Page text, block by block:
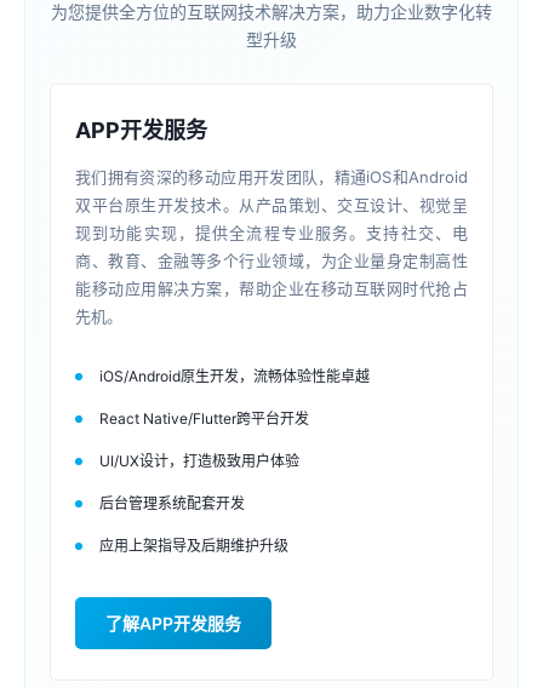
为您提供全方位的互联网技术解决方案，助力企业数字化转
型升级
APP开发服务
我们拥有资深的移动应用开发团队，精通iOS和Android
双平台原生开发技术。从产品策划、交互设计、视觉呈
现到功能实现，提供全流程专业服务。支持社交、电
商、教育、金融等多个行业领域，为企业量身定制高性
能移动应用解决方案，帮助企业在移动互联网时代抢占
先机。
iOS/Android原生开发，流畅体验性能卓越
React Native/Flutter跨平台开发
UI/UX设计，打造极致用户体验
后台管理系统配套开发
应用上架指导及后期维护升级
了解APP开发服务